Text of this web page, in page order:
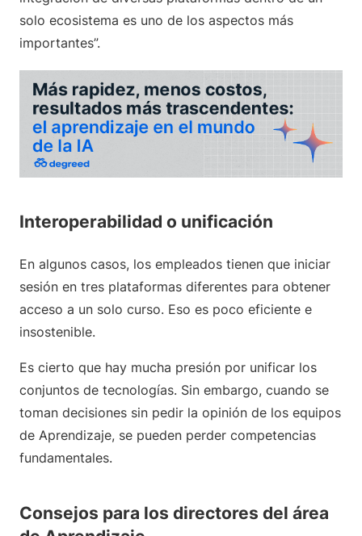
solo ecosistema es uno de los aspectos más
importantes”.
Interoperabilidad o unificación
En algunos casos, los empleados tienen que iniciar
sesión en tres plataformas diferentes para obtener
acceso a un solo curso. Eso es poco eficiente e
insostenible.
Es cierto que hay mucha presión por unificar los
conjuntos de tecnologías. Sin embargo, cuando se
toman decisiones sin pedir la opinión de los equipos
de Aprendizaje, se pueden perder competencias
fundamentales.
Consejos para los directores del área